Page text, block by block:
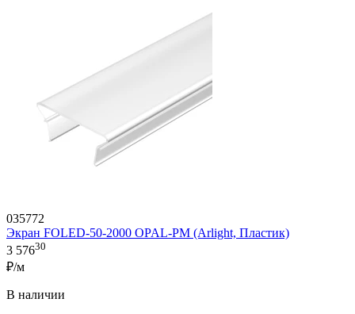
035772
Экран FOLED-50-2000 OPAL-PM (Arlight, Пластик)
3 57630
₽/м
В наличии